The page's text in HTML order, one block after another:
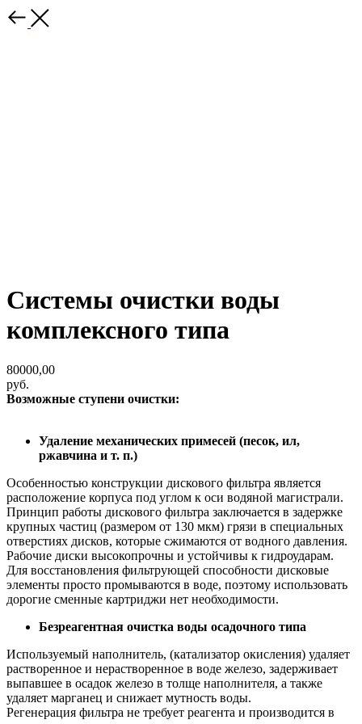
Системы очистки воды
комплексного типа
80000,00
руб.
Возможные ступени очистки:
Удаление механических примесей (песок, ил,
ржавчина и т. п.)
Особенностью конструкции дискового фильтра является
расположение корпуса под углом к оси водяной магистрали.
Принцип работы дискового фильтра заключается в задержке
крупных частиц (размером от 130 мкм) грязи в специальных
отверстиях дисков, которые сжимаются от водного давления.
Рабочие диски высокопрочны и устойчивы к гидроударам.
Для восстановления фильтрующей способности дисковые
элементы просто промываются в воде, поэтому использовать
дорогие сменные картриджи нет необходимости.
Безреагентная очистка воды осадочного типа
Используемый наполнитель, (катализатор окисления) удаляет
растворенное и нерастворенное в воде железо, задерживает
выпавшее в осадок железо в толще наполнителя, а также
удаляет марганец и снижает мутность воды.
Регенерация фильтра не требует реагента и производится в